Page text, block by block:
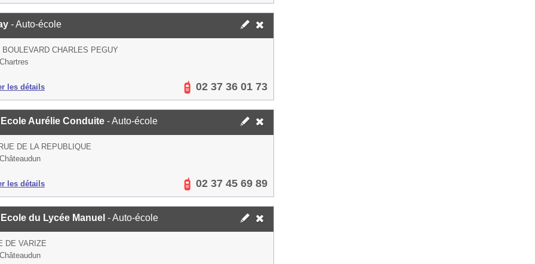
- Auto-école
CHARLES PEGUY
les détails 02 37 36 01 73
Aurélie Conduite - Auto-école
DE LA REPUBLIQUE
les détails 02 37 45 69 89
du Lycée Manuel - Auto-école
DE VARIZE